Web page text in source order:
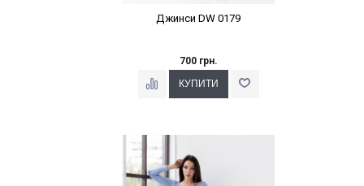
Джинси DW 0179
700 грн.